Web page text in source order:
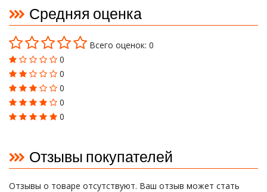
Средняя оценка
Всего оценок: 0
0
0
0
0
0
Отзывы покупателей
Отзывы о товаре отсутствуют. Ваш отзыв может стать